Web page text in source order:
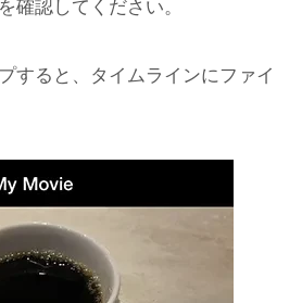
確認してください。
すると、タイムラインにファイ